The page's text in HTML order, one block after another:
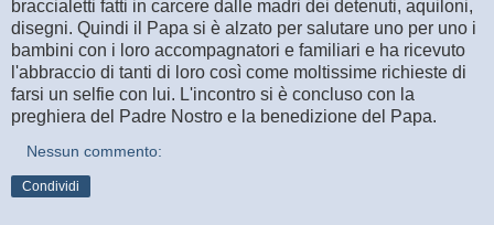
braccialetti fatti in carcere dalle madri dei detenuti, aquiloni,
disegni. Quindi il Papa si è alzato per salutare uno per uno i
bambini con i loro accompagnatori e familiari e ha ricevuto
l'abbraccio di tanti di loro così come moltissime richieste di
farsi un selfie con lui. L'incontro si è concluso con la
preghiera del Padre Nostro e la benedizione del Papa.
Nessun commento:
Condividi